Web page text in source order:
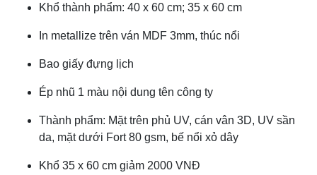
Khổ thành phẩm: 40 x 60 cm; 35 x 60 cm
In metallize trên ván MDF 3mm, thúc nổi
Bao giấy đựng lịch
Ép nhũ 1 màu nội dung tên công ty
Thành phẩm: Mặt trên phủ UV, cán vân 3D, UV sần
da, mặt dưới Fort 80 gsm, bế nổi xỏ dây
Khổ 35 x 60 cm giảm 2000 VNĐ